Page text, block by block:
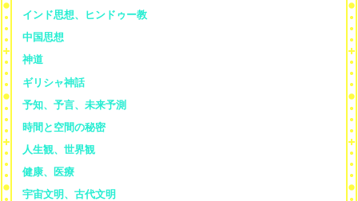
インド思想、ヒンドゥー教
中国思想
神道
ギリシャ神話
予知、予言、未来予測
時間と空間の秘密
人生観、世界観
健康、医療
宇宙文明、古代文明